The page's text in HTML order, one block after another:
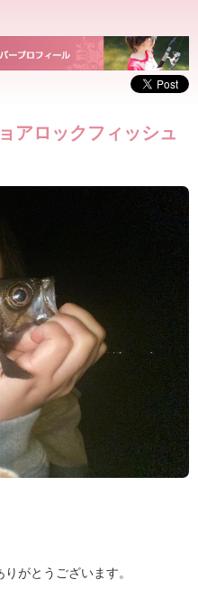
ロックフィッシュ
がとうございます。